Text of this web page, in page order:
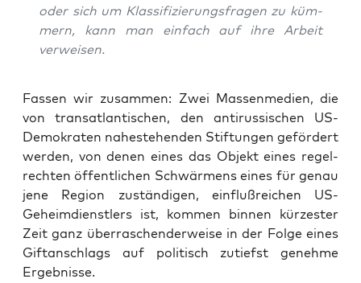
oder sich um Klas­si­fi­zie­rungs­fra­gen zu küm­
mern, kann man ein­fach auf ihre Arbeit
verweisen.
Fas­sen wir zusam­men: Zwei Mas­sen­me­di­en, die
von trans­at­lan­ti­schen, den anti­rus­si­schen US-
Demo­kra­ten nahe­ste­hen­den Stif­tun­gen geför­dert
wer­den, von denen eines das Objekt eines regel­
rech­ten öffent­li­chen Schwär­mens eines für genau
jene Regi­on zustän­di­gen, ein­fluß­rei­chen US-
Geheim­dienst­lers ist, kom­men bin­nen kür­zes­ter
Zeit ganz über­ra­schen­der­wei­se in der Fol­ge eines
Gift­an­schlags auf poli­tisch zutiefst geneh­me
Ergebnisse.